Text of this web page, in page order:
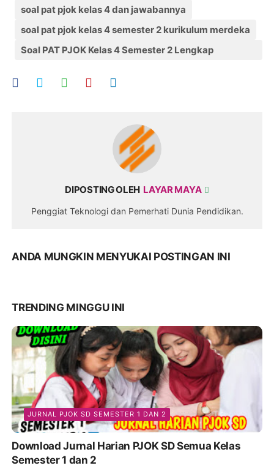
Lengkap Jawaban
soal pat pjok kelas 4 dan jawabannya
soal pat pjok kelas 4 semester 2 kurikulum merdeka
Soal PAT PJOK Kelas 4 Semester 2 Lengkap
DIPOSTING OLEH LAYAR MAYA
Penggiat Teknologi dan Pemerhati Dunia Pendidikan.
ANDA MUNGKIN MENYUKAI POSTINGAN INI
TRENDING MINGGU INI
JURNAL PJOK SD SEMESTER 1 DAN 2
Download Jurnal Harian PJOK SD Semua Kelas
Semester 1 dan 2